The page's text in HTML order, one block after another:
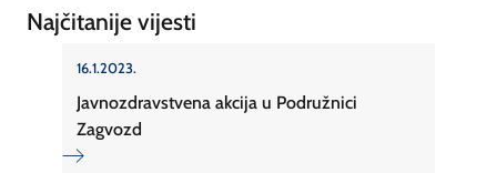
Najčitanije vijesti
16.1.2023.
Javnozdravstvena akcija u Podružnici
Zagvozd